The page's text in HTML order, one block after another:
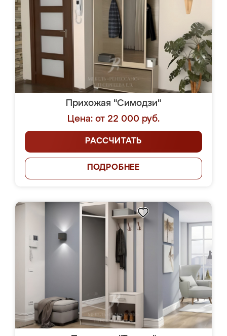
Прихожая "Симодзи"
Цена: от 22 000 руб.
РАССЧИТАТЬ
ПОДРОБНЕЕ